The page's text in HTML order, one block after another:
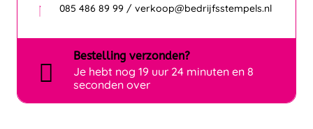
085 486 89 99 / verkoop@bedrijfsstempels.nl
Bestelling verzonden?
Je hebt nog 19 uur 24 minuten en 8
seconden over